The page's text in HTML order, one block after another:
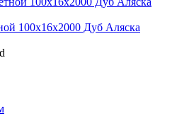
100x16х2000 Дуб Аляска